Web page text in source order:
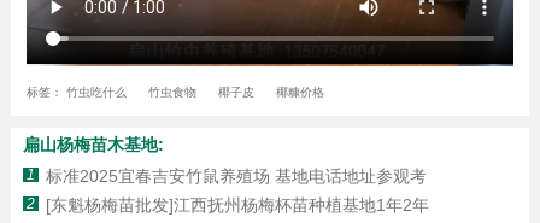
标签： 竹虫吃什么 竹虫食物 椰子皮 椰糠价格
扁山杨梅苗木基地:
1 标准2025宜春吉安竹鼠养殖场 基地电话地址参观考
2 [东魁杨梅苗批发]江西抚州杨梅杯苗种植基地1年2年